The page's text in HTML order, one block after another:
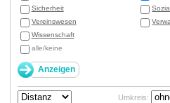
Sicherheit
Vereinswesen
Wissenschaft
alle/keine
Umkreis: